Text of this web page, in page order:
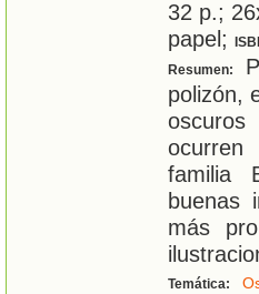
32 p.;
papel;
Resumen:
polizón,
familia
buenas
más
Temática: